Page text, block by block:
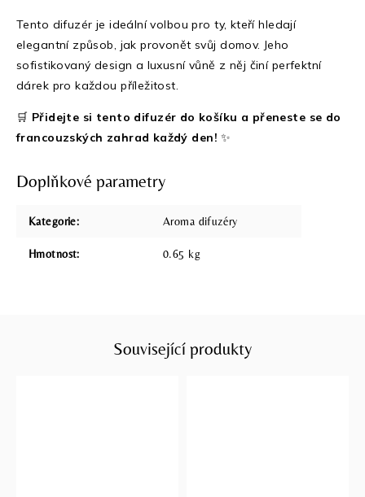
Tento difuzér je ideální volbou pro ty, kteří hledají
elegantní způsob, jak provonět svůj domov. Jeho
sofistikovaný design a luxusní vůně z něj činí perfektní
dárek pro každou příležitost.
🛒 Přidejte si tento difuzér do košíku a přeneste se do
francouzských zahrad každý den! ✨
Doplňkové parametry
Kategorie: Aroma difuzéry
Hmotnost: 0.65 kg
Související produkty